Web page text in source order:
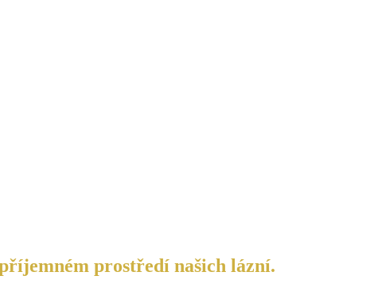
prostředí našich lázní.